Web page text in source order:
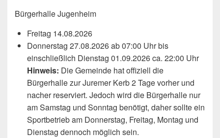
Bürgerhalle Jugenheim
Freitag 14.08.2026
Donnerstag 27.08.2026 ab 07:00 Uhr bis
einschließlich Dienstag 01.09.2026 ca. 22:00 Uhr
Hinweis: Die Gemeinde hat offiziell die
Bürgerhalle zur Juremer Kerb 2 Tage vorher und
nacher reserviert. Jedoch wird die Bürgerhalle nur
am Samstag und Sonntag benötigt, daher sollte ein
Sportbetrieb am Donnerstag, Freitag, Montag und
Dienstag dennoch möglich sein.